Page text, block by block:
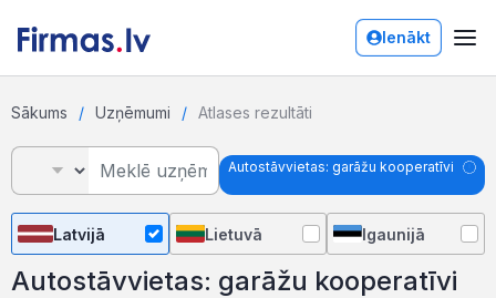
Ienākt
Sākums Uzņēmumi Atlases rezultāti
Autostāvvietas: garāžu kooperatīvi
Latvijā Lietuvā Igaunijā
Autostāvvietas: garāžu kooperatīvi